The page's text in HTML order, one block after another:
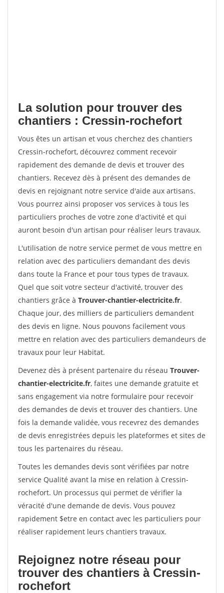
La solution pour trouver des
chantiers : Cressin-rochefort
Vous êtes un artisan et vous cherchez des chantiers
Cressin-rochefort, découvrez comment recevoir
rapidement des demande de devis et trouver des
chantiers. Recevez dès à présent des demandes de
devis en rejoignant notre service d'aide aux artisans.
Vous pourrez ainsi proposer vos services à tous les
particuliers proches de votre zone d'activité et qui
auront besoin d'un artisan pour réaliser leurs travaux.
L'utilisation de notre service permet de vous mettre en
relation avec des particuliers demandant des devis
dans toute la France et pour tous types de travaux.
Quel que soit votre secteur d'activité, trouver des
chantiers grâce à Trouver-chantier-electricite.fr.
Chaque jour, des milliers de particuliers demandent
des devis en ligne. Nous pouvons facilement vous
mettre en relation avec des particuliers demandeurs de
travaux pour leur Habitat.
Devenez dès à présent partenaire du réseau Trouver-
chantier-electricite.fr, faites une demande gratuite et
sans engagement via notre formulaire pour recevoir
des demandes de devis et trouver des chantiers. Une
fois la demande validée, vous recevrez des demandes
de devis enregistrées depuis les plateformes et sites de
tous les partenaires du réseau.
Toutes les demandes devis sont vérifiées par notre
service Qualité avant la mise en relation à Cressin-
rochefort. Un processus qui permet de vérifier la
véracité d'une demande de devis. Vous pouvez
rapidement $etre en contact avec les particuliers pour
réaliser rapidement leurs chantiers travaux.
Rejoignez notre réseau pour
trouver des chantiers à Cressin-
rochefort